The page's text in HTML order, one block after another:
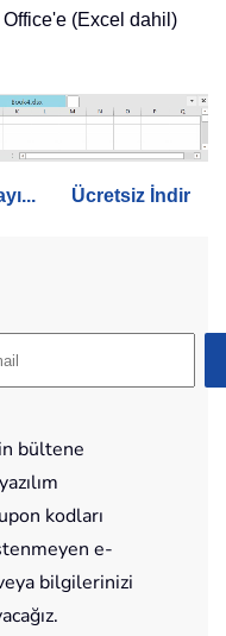
(Excel dahil)
Ücretsiz İndir
bültene
kodları
e-
bilgilerinizi